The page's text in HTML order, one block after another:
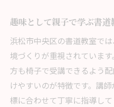
趣味として親子で学ぶ書道
浜松市中央区の書道教室で
境づくりが重視されていま
方も椅子で受講できるよう
けやすいのが特徴です。講
標に合わせて丁寧に指導し